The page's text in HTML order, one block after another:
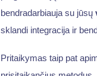
bendradarbiauja su jūsų
sklandi integracija ir
Pritaikymas taip pat